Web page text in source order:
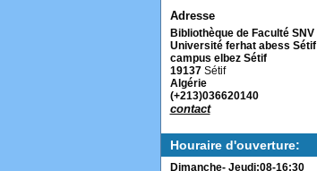
Adresse
Bibliothèque de Faculté SNV
Université ferhat abess Sétif
campus elbez Sétif
19137Sétif
Algérie
(+213)036620140
contact
Houraire d'ouverture:
Dimanche- Jeudi:08-16:30